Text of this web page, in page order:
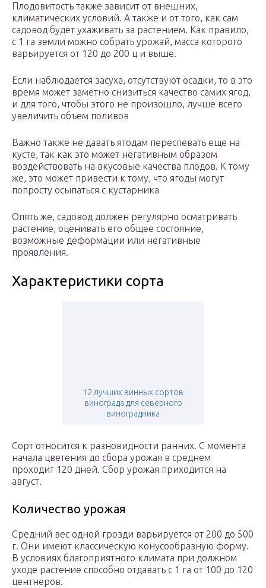
Плодовитость также зависит от внешних,
климатических условий. А также и от того, как сам
садовод будет ухаживать за растением. Как правило,
с 1 га земли можно собрать урожай, масса которого
варьируется от 120 до 200 ц и выше.
Если наблюдается засуха, отсутствуют осадки, то в это
время может заметно снизиться качество самих ягод,
и для того, чтобы этого не произошло, лучше всего
увеличить объем поливов
Важно также не давать ягодам переспевать еще на
кусте, так как это может негативным образом
воздействовать на вкусовые качества плодов. К тому
же, это может привести к тому, что ягоды могут
попросту осыпаться с кустарника
Опять же, садовод должен регулярно осматривать
растение, оценивать его общее состояние,
возможные деформации или негативные
проявления.
Характеристики сорта
12 лучших винных сортов
винограда для северного
виноградника
Сорт относится к разновидности ранних. С момента
начала цветения до сбора урожая в среднем
проходит 120 дней. Сбор урожая приходится на
август.
Количество урожая
Средний вес одной грозди варьируется от 200 до 500
г. Они имеют классическую конусообразную форму.
В условиях благоприятного климата при должном
уходе растение способно отдавать с 1 га от 100 до 120
центнеров.